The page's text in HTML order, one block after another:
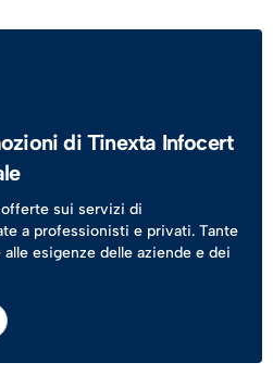
di Tinexta Infocert
sui servizi di
a professionisti e privati. Tante
esigenze delle aziende e dei